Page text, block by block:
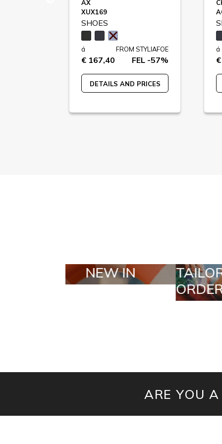
AX
XUX169
SHOES
á
€ 167,40
FROM STYLIAFOE
FEL -57%
DETAILS AND PRICES
á
TAILOR MADE
ORDERS
ARE YOU